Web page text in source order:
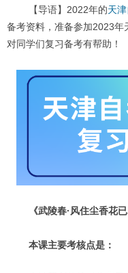
【导语】2022年的天
备考资料，准备参加2023年
对同学们复习备考有帮助！
《武陵春·风住尘香花已
本课主要考核点是：